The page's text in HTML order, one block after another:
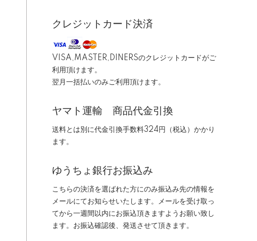
クレジットカード決済
VISA,MASTER,DINERSのクレジットカードがご
利用頂けます。
翌月一括払いのみご利用頂けます。
ヤマト運輸 商品代金引換
送料とは別に代金引換手数料324円（税込）かかり
ます。
ゆうちょ銀行お振込み
こちらの決済を選ばれた方にのみ振込み先の情報を
メールにてお知らせいたします。メールを受け取っ
てから一週間以内にお振込頂きますようお願い致し
ます。お振込確認後、発送させて頂きます。